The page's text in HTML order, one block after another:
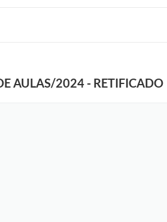
AULAS/2024 - RETIFICADO